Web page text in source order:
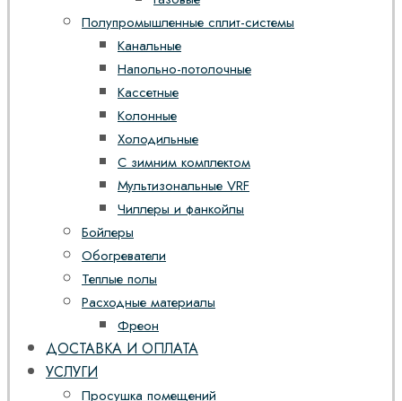
Полупромышленные сплит-системы
Канальные
Напольно-потолочные
Кассетные
Колонные
Холодильные
С зимним комплектом
Мультизональные VRF
Чиллеры и фанкойлы
Бойлеры
Обогреватели
Теплые полы
Расходные материалы
Фреон
ДОСТАВКА И ОПЛАТА
УСЛУГИ
Просушка помещений